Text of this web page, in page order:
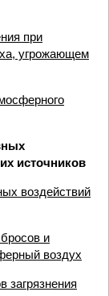
при
угрожающем
источников
воздействий
и
воздух
загрязнения